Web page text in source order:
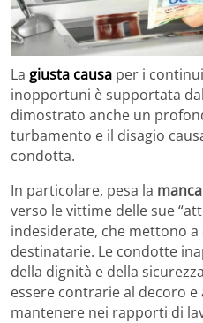
La giusta causa per i
inopportuni è supportata
dimostrato anche un
turbamento e il disagio
condotta.
In particolare, pesa la
verso le vittime delle sue
indesiderate, che mettono
destinatarie. Le condotte
della dignità e della
essere contrarie al decoro
mantenere nei rapporti di